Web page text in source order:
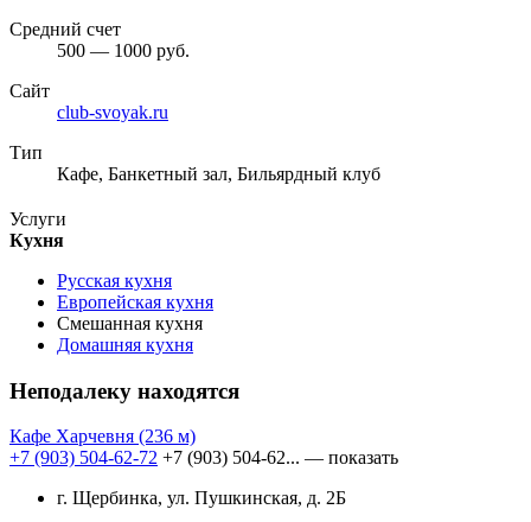
Средний счет
500 — 1000 руб.
Сайт
club-svoyak.ru
Тип
Кафе, Банкетный зал, Бильярдный клуб
Услуги
Кухня
Русская кухня
Европейская кухня
Смешанная кухня
Домашняя кухня
Неподалеку находятся
Кафе Харчевня (236 м)
+7 (903) 504-62-72 +7 (903) 504-62... — показать
г. Щербинка, ул. Пушкинская, д. 2Б